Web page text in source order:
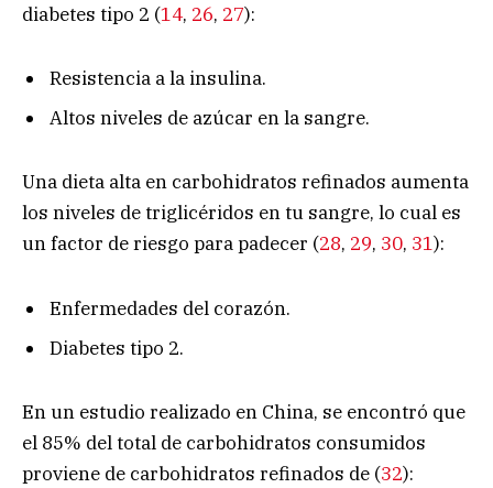
diabetes tipo 2 (14, 26, 27):
Resistencia a la insulina.
Altos niveles de azúcar en la sangre.
Una dieta alta en carbohidratos refinados aumenta
los niveles de triglicéridos en tu sangre, lo cual es
un factor de riesgo para padecer (28, 29, 30, 31):
Enfermedades del corazón.
Diabetes tipo 2.
En un estudio realizado en China, se encontró que
el 85% del total de carbohidratos consumidos
proviene de carbohidratos refinados de (32):